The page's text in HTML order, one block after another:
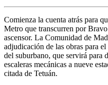
Comienza la cuenta atrás para
Metro que transcurren por
ascensor. La Comunidad de
adjudicación de las obras para
del suburbano, que servirá para
escaleras mecánicas a nueve
citada de Tetuán.